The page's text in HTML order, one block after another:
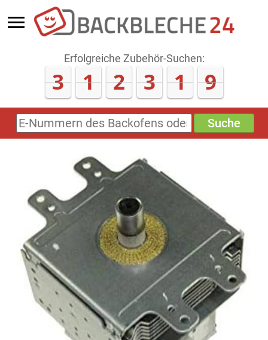
Erfolgreiche Zubehör-Suchen:
3 1 2 3 2 1
E-
Nummern
Sonderzeichen)
Suche